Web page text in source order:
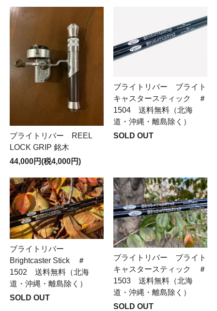
ブライトリバー REEL
LOCK GRIP 銘木
44,000円(税4,000円)
ブライトリバー ブライト
キャスタースティック ＃
1504 送料無料（北海
道・沖縄・離島除く）
SOLD OUT
ブライトリバー
Brightcaster Stick ＃
1502 送料無料（北海
道・沖縄・離島除く）
SOLD OUT
ブライトリバー ブライト
キャスタースティック ＃
1503 送料無料（北海
道・沖縄・離島除く）
SOLD OUT